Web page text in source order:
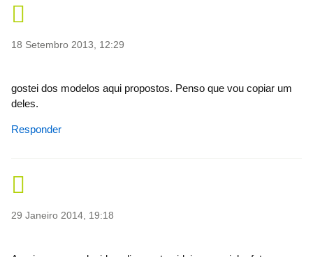
18 Setembro 2013, 12:29
gostei dos modelos aqui propostos. Penso que vou copiar um
deles.
Responder
29 Janeiro 2014, 19:18